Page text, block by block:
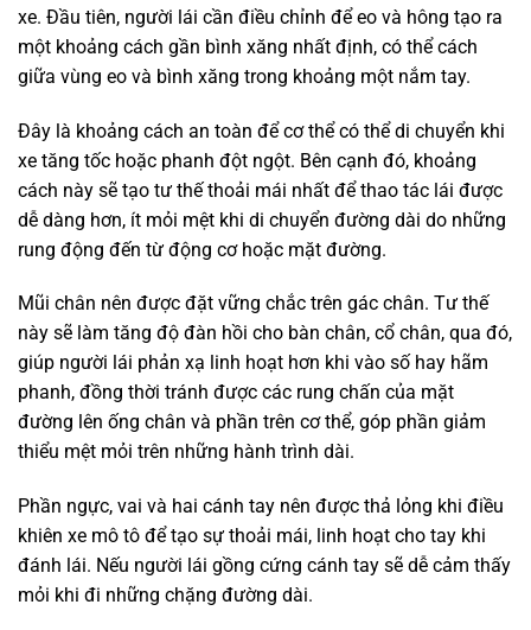
xe. Đầu tiên, người lái cần điều chỉnh để eo và hông tạo ra
một khoảng cách gần bình xăng nhất định, có thể cách
giữa vùng eo và bình xăng trong khoảng một nắm tay.
Đây là khoảng cách an toàn để cơ thể có thể di chuyển khi
xe tăng tốc hoặc phanh đột ngột. Bên cạnh đó, khoảng
cách này sẽ tạo tư thế thoải mái nhất để thao tác lái được
dễ dàng hơn, ít mỏi mệt khi di chuyển đường dài do những
rung động đến từ động cơ hoặc mặt đường.
Mũi chân nên được đặt vững chắc trên gác chân. Tư thế
này sẽ làm tăng độ đàn hồi cho bàn chân, cổ chân, qua đó,
giúp người lái phản xạ linh hoạt hơn khi vào số hay hãm
phanh, đồng thời tránh được các rung chấn của mặt
đường lên ống chân và phần trên cơ thể, góp phần giảm
thiểu mệt mỏi trên những hành trình dài.
Phần ngực, vai và hai cánh tay nên được thả lỏng khi điều
khiên xe mô tô để tạo sự thoải mái, linh hoạt cho tay khi
đánh lái. Nếu người lái gồng cứng cánh tay sẽ dễ cảm thấy
mỏi khi đi những chặng đường dài.